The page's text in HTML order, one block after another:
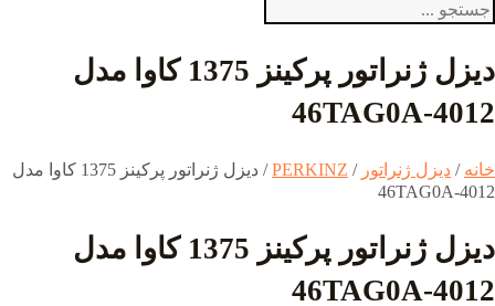
دیزل ژنراتور پرکینز 1375 کاوا مدل
4012-46TAG0A
خانه / دیزل ژنراتور /
PERKINZ
/ دیزل ژنراتور پرکینز 1375 کاوا مدل
4012-46TAG0A
دیزل ژنراتور پرکینز 1375 کاوا مدل
4012-46TAG0A